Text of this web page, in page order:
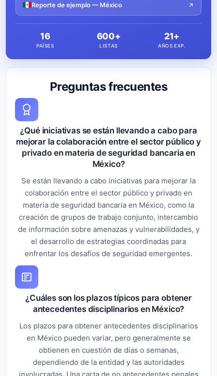
Preguntas frecuentes
¿Qué iniciativas se están llevando a cabo para
mejorar la colaboración entre el sector público y
privado en materia de seguridad bancaria en
México?
Se están llevando a cabo iniciativas para mejorar la
colaboración entre el sector público y privado en
materia de seguridad bancaria en México, como la
creación de grupos de trabajo conjunto, intercambio
de información sobre amenazas y vulnerabilidades, y
el desarrollo de estrategias coordinadas para
enfrentar los desafíos de seguridad emergentes.
¿Cuáles son los plazos típicos para obtener
antecedentes disciplinarios en México?
Los plazos para obtener antecedentes disciplinarios
en México pueden variar, pero generalmente se
obtienen en cuestión de días o semanas,
dependiendo de la entidad y las autoridades
Reporte de ejemplo — México
16
PAÍSES
600+
LISTAS
21+
AÑOS EXP.